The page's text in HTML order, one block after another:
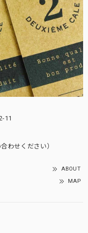
11
わせください）
ABOUT
MAP